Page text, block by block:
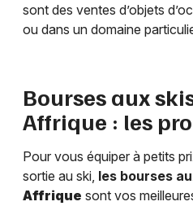
sont des ventes d’objets
ou dans un domaine
Bourses aux
Affrique : les
Pour vous équiper à petits
sortie au ski, les bourses
Affrique sont vos